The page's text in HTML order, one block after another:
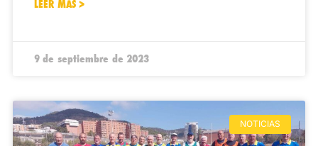
LEER MÁS >
9 de septiembre de 2023
NOTICIAS